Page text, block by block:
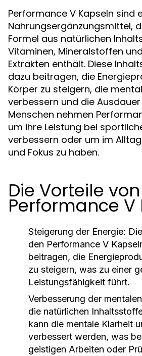
Performance V Kapseln sind
Nahrungsergänzungsmittel,
Formel aus natürlichen
Vitaminen, Mineralstoffen
Extrakten enthält. Diese
dazu beitragen, die
Körper zu steigern, die
verbessern und die
Menschen nehmen
um ihre Leistung bei
verbessern oder um im
und Fokus zu haben.
Die Vorteile von
Performance V
Steigerung der Energie:
den Performance V
beitragen, die
zu steigern, was zu einer
Leistungsfähigkeit führt.
Verbesserung der
die natürlichen
kann die mentale Klarheit
verbessert werden, was
geistigen Arbeiten oder